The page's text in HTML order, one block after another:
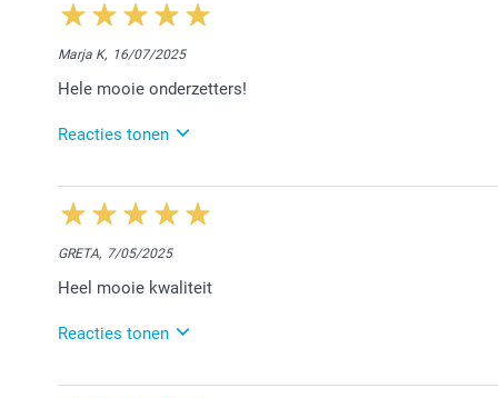
13:41
Hallo Dagmar,
levering en de verpakking van jouw bestelling.
Nog een prettige dag!
Marja K, 16/07/2025
Hele mooie onderzetters!
Reacties tonen
16/07/2025
14:35
Hey Marja,
mogen zijn. Geniet van jouw creatie!
Hartelijke groeten,
GRETA, 7/05/2025
Heel mooie kwaliteit
Reacties tonen
8/05/2025